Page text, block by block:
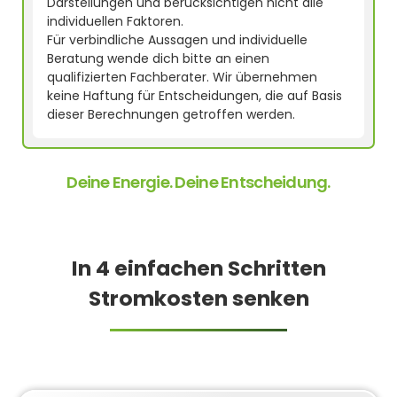
individuellen Faktoren.
Für verbindliche Aussagen und individuelle
Beratung wende dich bitte an einen
qualifizierten Fachberater. Wir übernehmen
keine Haftung für Entscheidungen, die auf Basis
dieser Berechnungen getroffen werden.
Deine Energie. Deine Entscheidung.
In 4 einfachen Schritten
Stromkosten senken